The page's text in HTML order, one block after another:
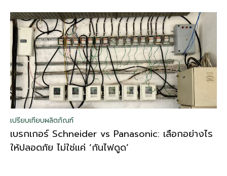
เปรียบเทียบผลิตภัณฑ์
เบรกเกอร์ Schneider vs Panasonic: เลือกอย่างไร
ให้ปลอดภัย ไม่ใช่แค่ ‘กันไฟดูด’